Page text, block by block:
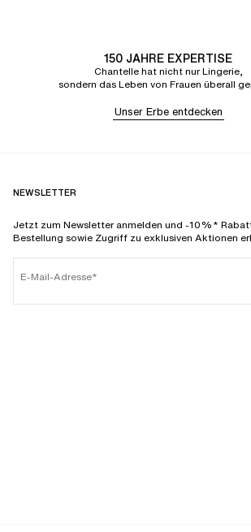
150 JAHRE EXPERTISE
Chantelle hat nicht nur Lingerie,
sondern das Leben von Frauen überall
Unser Erbe entdecken
NEWSLETTER
Jetzt zum Newsletter anmelden und -10%*
Bestellung sowie Zugriff zu exklusiven Aktionen
E-Mail-Adresse